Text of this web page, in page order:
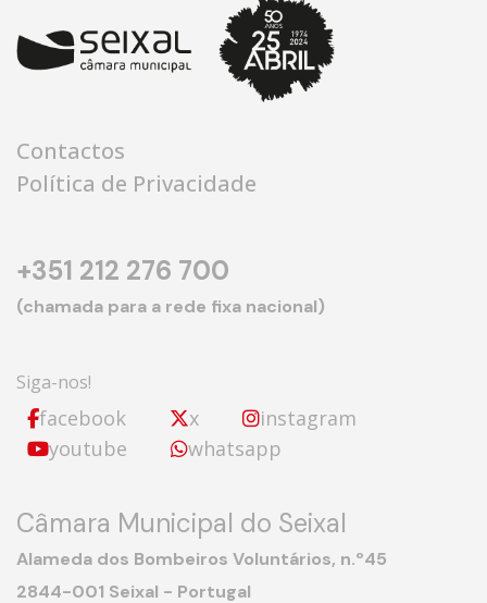
Contactos
Política de Privacidade
+351 212 276 700
(chamada para a rede fixa nacional)
Siga-nos!
facebook x
instagram
youtube
whatsapp
Câmara Municipal do Seixal
Alameda dos Bombeiros Voluntários, n.º45
2844-001 Seixal - Portugal